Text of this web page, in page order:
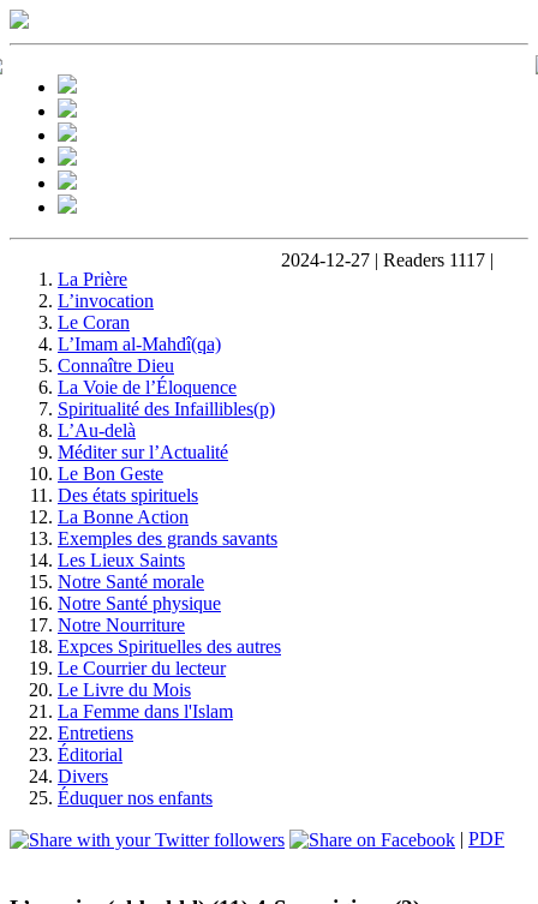
La Prière
L’invocation
Le Coran
L’Imam al-Mahdî(qa)
Connaître Dieu
La Voie de l’Éloquence
Spiritualité des Infaillibles(p)
L’Au-delà
Méditer sur l’Actualité
Le Bon Geste
Des états spirituels
La Bonne Action
Exemples des grands savants
Les Lieux Saints
Notre Santé morale
Notre Santé physique
Notre Nourriture
Expces Spirituelles des autres
Le Courrier du lecteur
Le Livre du Mois
La Femme dans l'Islam
Entretiens
Éditorial
Divers
Éduquer nos enfants
2024-12-27 | Readers 1117 |
| PDF